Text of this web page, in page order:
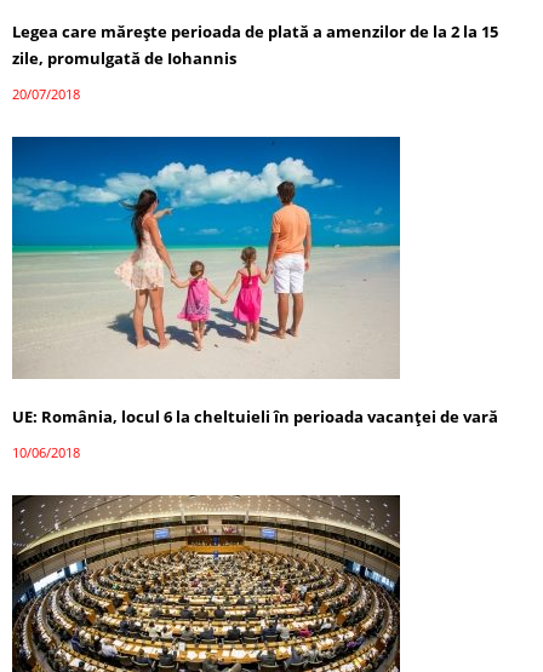
Legea care măreşte perioada de plată a amenzilor de la 2 la 15
zile, promulgată de Iohannis
20/07/2018
UE: România, locul 6 la cheltuieli în perioada vacanţei de vară
10/06/2018